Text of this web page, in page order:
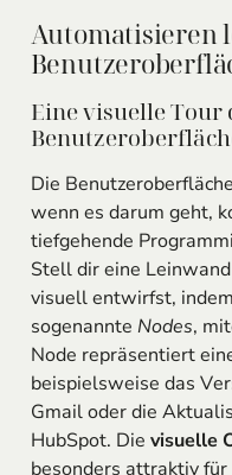
Automatisieren
Eine visuelle Tour
Die
wenn es darum geht,
tiefgehende
Stell dir eine
visuell entwirfst,
sogenannte Nodes,
Node repräsentiert
beispielsweise das
Gmail oder die
HubSpot. Die visuelle
besonders attraktiv